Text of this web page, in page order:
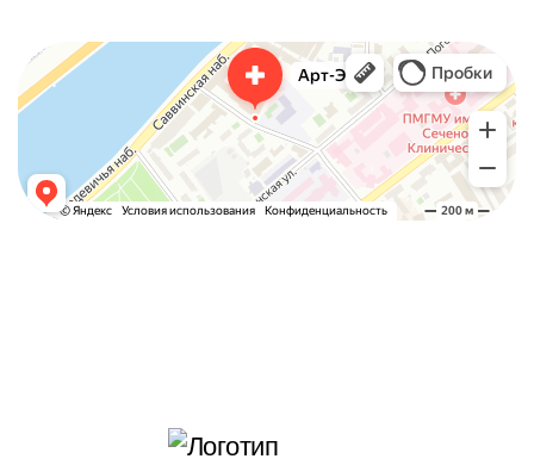
Арт-Эко
Медцентр, клиника в Москве
Гинекологическая клиника в Москве